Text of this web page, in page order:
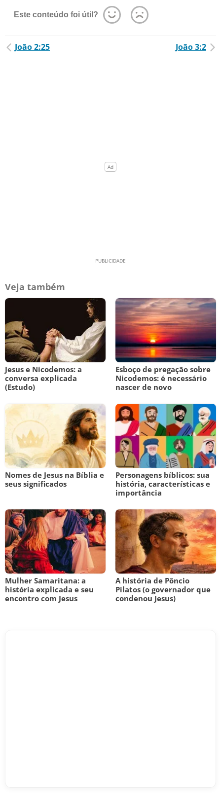
Este conteúdo foi útil?
João 2:25 João 3:2
Veja também
Jesus e Nicodemos: a
conversa explicada
(Estudo)
Esboço de pregação sobre
Nicodemos: é necessário
nascer de novo
Nomes de Jesus na Bíblia e
seus significados
Personagens bíblicos: sua
história, características e
importância
Mulher Samaritana: a
história explicada e seu
encontro com Jesus
A história de Pôncio
Pilatos (o governador que
condenou Jesus)